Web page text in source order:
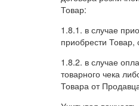
Товар:
1.8.1. в случае
приобрести
1.8.2. в случае
товарного чека
Товара от